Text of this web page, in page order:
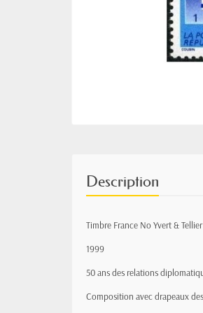
Description
Timbre France No Yvert &
1999
50 ans des relations
Composition avec drapeaux